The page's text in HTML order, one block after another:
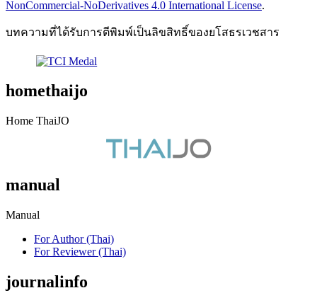
NonCommercial-NoDerivatives 4.0 International License.
บทความที่ได้รับการตีพิมพ์เป็นลิขสิทธิ์ของยโสธรเวชสาร
homethaijo
Home ThaiJO
manual
Manual
For Author (Thai)
For Reviewer (Thai)
journalinfo